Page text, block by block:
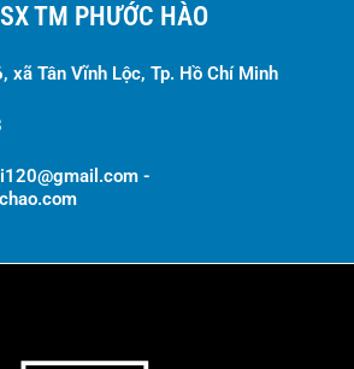
TM PHƯỚC HÀO
xã Tân Vĩnh Lộc, Tp. Hồ Chí Minh
-